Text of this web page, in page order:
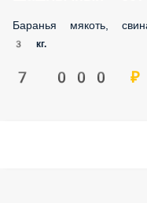
Баранья мякоть,
3 кг.
7 000 ₽